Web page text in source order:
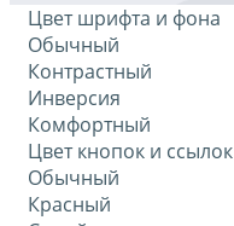
Цвет шрифта и фона
Обычный
Контрастный
Инверсия
Комфортный
Цвет кнопок и ссылок
Обычный
Красный